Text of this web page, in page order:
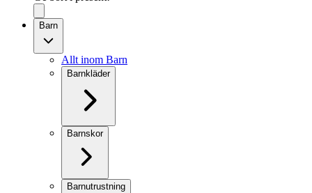
Barn
Allt inom Barn
Barnkläder
Barnskor
Barnutrustning